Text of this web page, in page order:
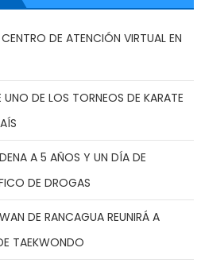
DE ATENCIÓN VIRTUAL EN
UNO DE LOS TORNEOS DE KARATE
A 5 AÑOS Y UN DÍA DE
DE DROGAS
DE RANCAGUA REUNIRÁ A
TAEKWONDO